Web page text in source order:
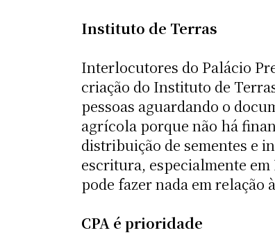
Instituto de Terras
Interlocutores do Palácio
criação do Instituto de
pessoas aguardando o
agrícola porque não há
distribuição de sementes e
escritura, especialmente
pode fazer nada em relação
CPA é prioridade